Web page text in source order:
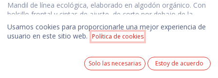
Precio:
6.00 Añadir a la cesta
0
Wishlist Cuenta
Mandil de línea ecológica, elaborado en algodón orgánico. Con
bolsillo frontal y cintas de ajuste, de corte por debajo de la
rodilla. Distintivo algodón orgánico en etiqueta.
Algodón Orgánico 180 g/ m2
Precios NO incluyen IVA. Pedido mínimo 100 unidades.
Precio incluye 1 logotipo estampado en serigrafía a 1
Usamos cookies para proporcionarle una mejor experiencia de
usuario en este sitio web.
Política de cookies
Solo las necesarias Estoy de acuerdo